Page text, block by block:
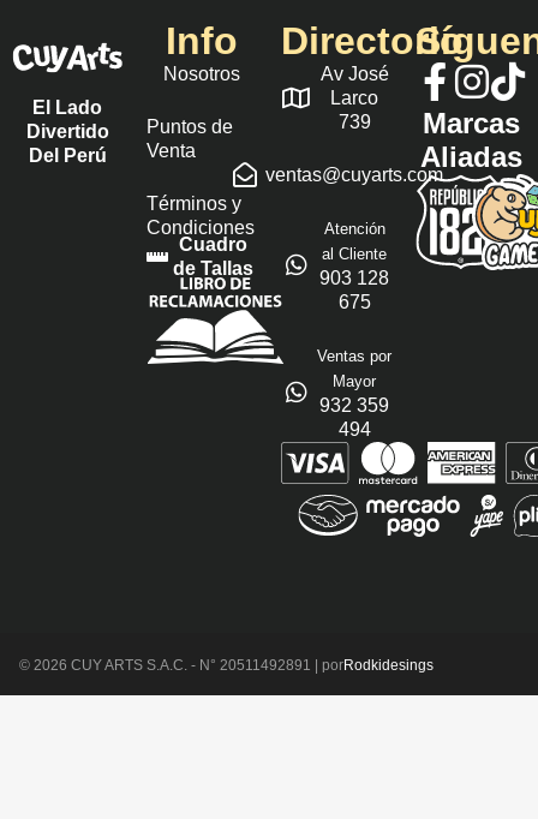
El Lado
Divertido
Del Perú
Info
Nosotros
Puntos de
Venta
Términos y
Condiciones
Cuadro
de Tallas
Directorio
Av José
Larco
739
ventas@cuyarts.com
Atención
al Cliente
903 128
675
Ventas por
Mayor
932 359
494
Marcas
Aliadas
© 2026 CUY ARTS S.A.C. - N° 20511492891 | porRodkidesings